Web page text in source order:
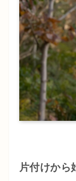
片付けか